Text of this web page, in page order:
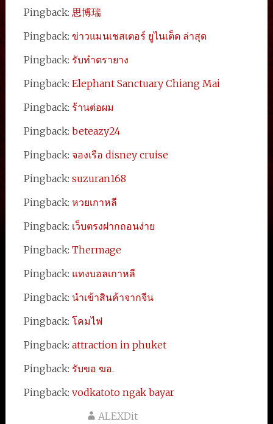
Pingback: 思博瑞
Pingback: ข่าวแมนเชสเตอร์ ยูไนเต็ด ล่าสุด
Pingback: รับทำตรายาง
Pingback: Elephant Sanctuary Chiang Mai
Pingback: ร้านต่อผม
Pingback: beteazy24
Pingback: จองเรือ disney cruise
Pingback: suzuran168
Pingback: หวยเกาหลี
Pingback: เว็บตรงฝากถอนง่าย
Pingback: Thermage
Pingback: แทงบอลเกาหลี
Pingback: นำเข้าสินค้าจากจีน
Pingback: โคมไฟ
Pingback: attraction in phuket
Pingback: รับขอ ฆอ.
Pingback: vodkatoto ngak bayar
ALEXDit